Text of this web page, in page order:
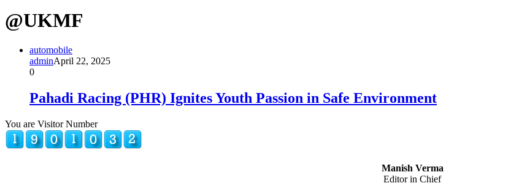
@UKMF
automobile
adminApril 22, 2025
0
Pahadi Racing (PHR) Ignites Youth Passion in Safe Environment
You are Visitor Number
Manish Verma
Editor in Chief